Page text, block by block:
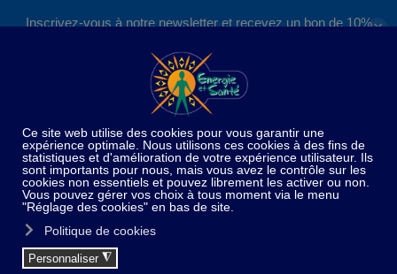
Inscrivez-vous à notre newsletter et recevez un bon de 10%
S'inscrire
✕